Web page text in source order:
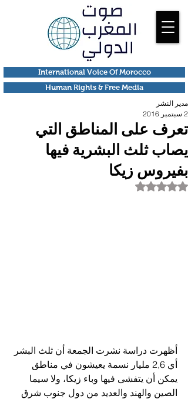
Human Rights & Free Media
International Voice Of Morocco
تعرف على المناطق التي
يصاب ثلث البشرية فيها
بفيروس زيكا
مدير النشر
2 سبتمبر 2016
تم التقييم بـ ليس رقمًا من أصل 5 نجوم.
أظهرت دراسة نشرت الجمعة أن ثلث البشر
أي 2,6 مليار نسمة يعيشون في مناطق
يمكن أن يتفشى فيها وباء زيكا، ولا سيما
الصين والهند والعديد من دول جنوب شرق